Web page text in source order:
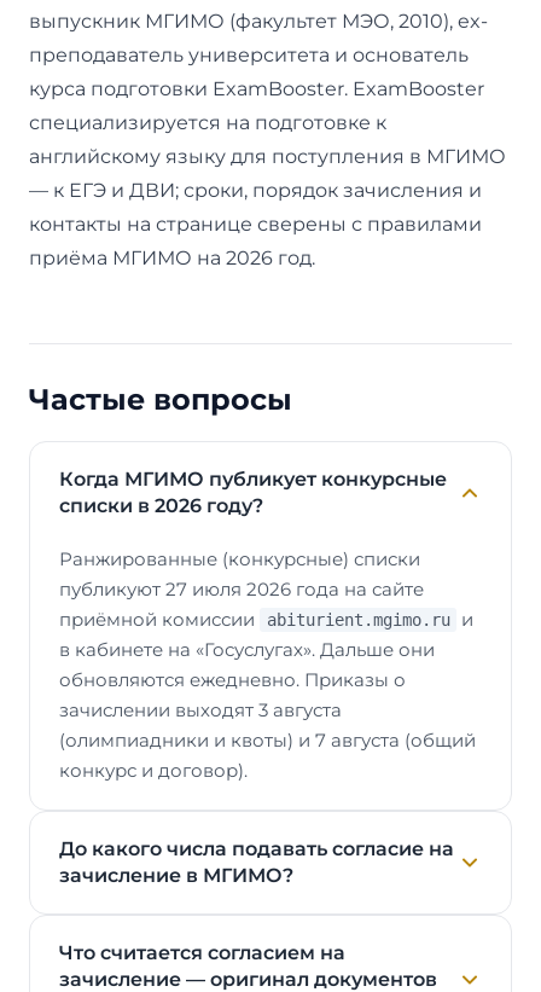
выпускник МГИМО (факультет МЭО, 2010), ex-
преподаватель университета и основатель
курса подготовки ExamBooster. ExamBooster
специализируется на подготовке к
английскому языку для поступления в МГИМО
— к ЕГЭ и ДВИ; сроки, порядок зачисления и
контакты на странице сверены с правилами
приёма МГИМО на 2026 год.
Частые вопросы
Когда МГИМО публикует конкурсные
списки в 2026 году?
Ранжированные (конкурсные) списки
публикуют 27 июля 2026 года на сайте
приёмной комиссии
abiturient.mgimo.ru
и
в кабинете на «Госуслугах». Дальше они
обновляются ежедневно. Приказы о
зачислении выходят 3 августа
(олимпиадники и квоты) и 7 августа (общий
конкурс и договор).
До какого числа подавать согласие на
зачисление в МГИМО?
Что считается согласием на
зачисление — оригинал документов